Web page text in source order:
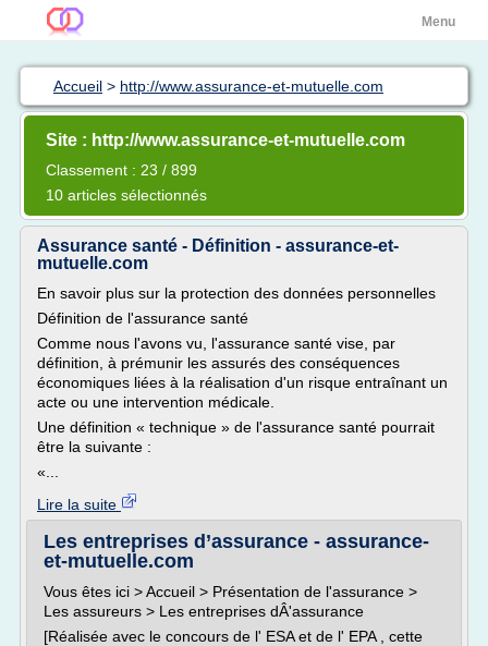
Menu
Accueil > http://www.assurance-et-mutuelle.com
Site : http://www.assurance-et-mutuelle.com
Classement : 23 / 899
10 articles sélectionnés
Assurance santé - Définition - assurance-et-
mutuelle.com
En savoir plus sur la protection des données personnelles
Définition de l'assurance santé
Comme nous l'avons vu, l'assurance santé vise, par
définition, à prémunir les assurés des conséquences
économiques liées à la réalisation d'un risque entraînant un
acte ou une intervention médicale.
Une définition « technique » de l'assurance santé pourrait
être la suivante :
«...
Lire la suite
Les entreprises d’assurance - assurance-
et-mutuelle.com
Vous êtes ici > Accueil > Présentation de l'assurance >
Les assureurs > Les entreprises dÂ'assurance
[Réalisée avec le concours de l' ESA et de l' EPA , cette